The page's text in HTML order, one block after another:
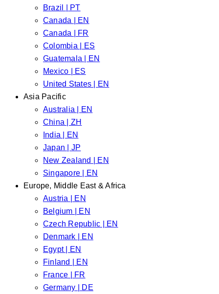
Brazil | PT
Canada | EN
Canada | FR
Colombia | ES
Guatemala | EN
Mexico | ES
United States | EN
Asia Pacific
Australia | EN
China | ZH
India | EN
Japan | JP
New Zealand | EN
Singapore | EN
Europe, Middle East & Africa
Austria | EN
Belgium | EN
Czech Republic | EN
Denmark | EN
Egypt | EN
Finland | EN
France | FR
Germany | DE